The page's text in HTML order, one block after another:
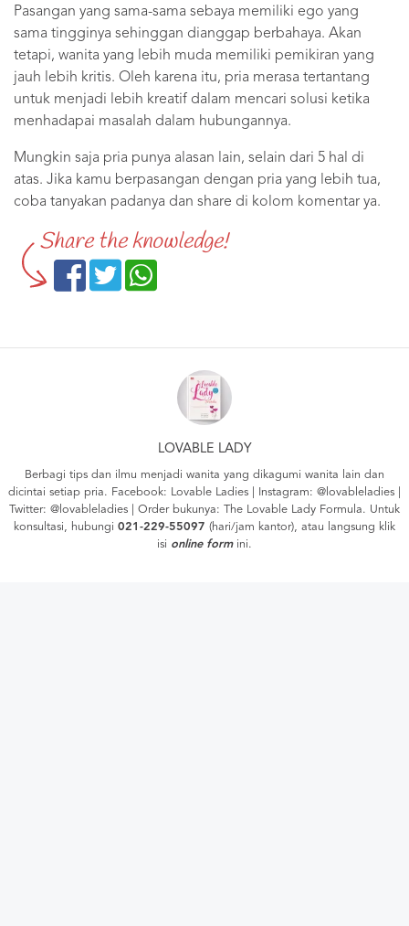
Pasangan yang sama-sama sebaya memiliki ego yang
sama tingginya sehinggan dianggap berbahaya. Akan
tetapi, wanita yang lebih muda memiliki pemikiran yang
jauh lebih kritis. Oleh karena itu, pria merasa tertantang
untuk menjadi lebih kreatif dalam mencari solusi ketika
menhadapai masalah dalam hubungannya.
Mungkin saja pria punya alasan lain, selain dari 5 hal di
atas. Jika kamu berpasangan dengan pria yang lebih tua,
coba tanyakan padanya dan share di kolom komentar ya.
Share the knowledge!
LOVABLE LADY
Berbagi tips dan ilmu menjadi wanita yang dikagumi wanita lain dan
dicintai setiap pria. Facebook: Lovable Ladies | Instagram: @lovableladies
Twitter: @lovableladies | Order bukunya: The Lovable Lady Formula. Untuk
konsultasi, hubungi 021-229-55097 (hari/jam kantor), atau langsung klik
isi online formini.